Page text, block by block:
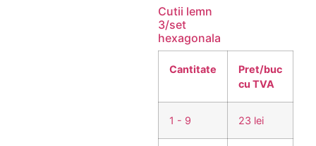
Cutii lemn
3/set
hexagonala
Cantitate
Pret/buc
cu TVA
1 - 9 23 lei